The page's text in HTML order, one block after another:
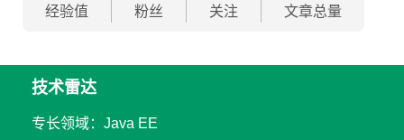
经验值 粉丝 关注 文章总量
技术雷达
专长领域：Java EE